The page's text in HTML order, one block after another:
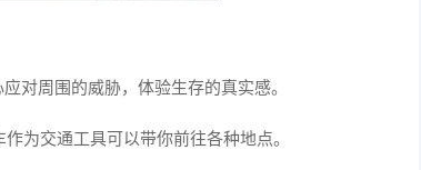
对周围的威胁，体验生存的真实感。
为交通工具可以带你前往各种地点。